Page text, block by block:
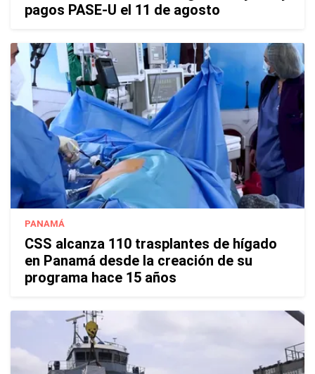
pagos PASE-U el 11 de agosto
PANAMÁ
CSS alcanza 110 trasplantes de hígado
en Panamá desde la creación de su
programa hace 15 años